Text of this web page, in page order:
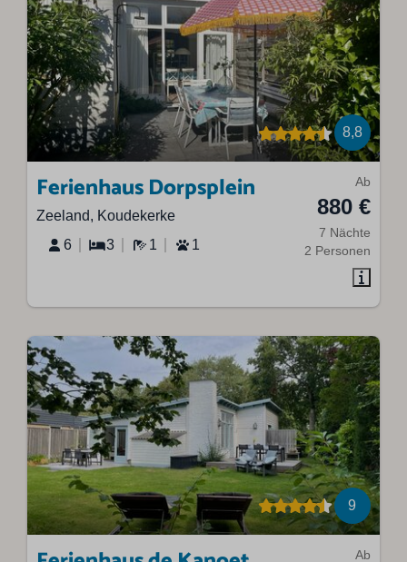
8,8
Ab
880 €
7 Nächte
2 Personen
Ferienhaus Dorpsplein
Zeeland, Koudekerke
6
3 1 1
9
Ab